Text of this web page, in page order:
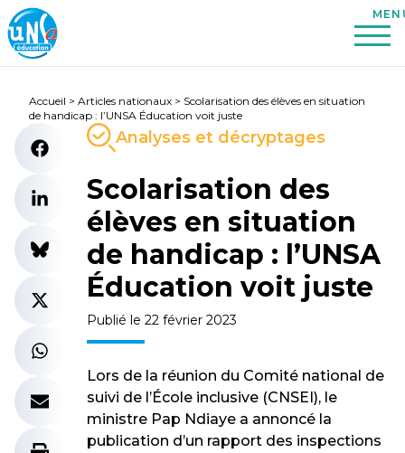
Accueil > Articles nationaux > Scolarisation des élèves en situation
de handicap : l’UNSA Éducation voit juste
Analyses et décryptages
Scolarisation des
élèves en situation
de handicap : l’UNSA
Éducation voit juste
Publié le 22 février 2023
Lors de la réunion du Comité national de
suivi de l’École inclusive (CNSEI), le
ministre Pap Ndiaye a annoncé la
publication d’un rapport des inspections